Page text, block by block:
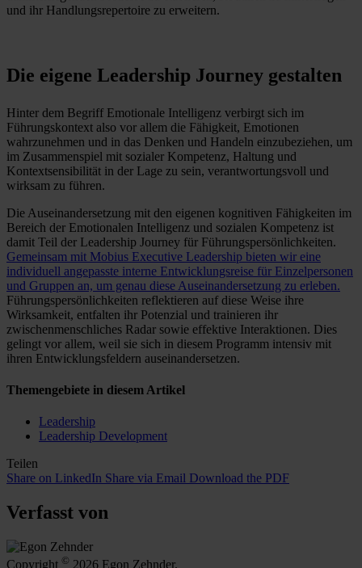
und ihr Handlungsrepertoire zu erweitern.
Die eigene Leadership Journey gestalten
Hinter dem Begriff Emotionale Intelligenz verbirgt sich im
Führungskontext also vor allem die Fähigkeit, Emotionen
wahrzunehmen und in das Denken und Handeln einzubeziehen, um
im Zusammenspiel mit sozialer Kompetenz, Haltung und
Kontextsensibilität in der Lage zu sein, verantwortungsvoll und
wirksam zu führen.
Die Auseinandersetzung mit den eigenen kognitiven Fähigkeiten im
Bereich der Emotionalen Intelligenz und sozialen Kompetenz ist
damit Teil der Leadership Journey für Führungspersönlichkeiten.
Gemeinsam mit Mobius Executive Leadership bieten wir eine
individuell angepasste interne Entwicklungsreise für Einzelpersonen
und Gruppen an, um genau diese Auseinandersetzung zu erleben.
Führungspersönlichkeiten reflektieren auf diese Weise ihre
Wirksamkeit, entfalten ihr Potenzial und trainieren ihr
zwischenmenschliches Radar sowie effektive Interaktionen. Dies
gelingt vor allem, weil sie sich in diesem Programm intensiv mit
ihren Entwicklungsfeldern auseinandersetzen.
Themengebiete in diesem Artikel
Leadership
Leadership Development
Teilen
Share on LinkedIn Share via Email Download the PDF
Verfasst von
Copyright © 2026 Egon Zehnder.